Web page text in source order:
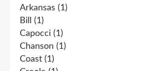
Arkansas (1)
Bill
(1)
Capocci (1)
Chanson (1)
Coast (1)